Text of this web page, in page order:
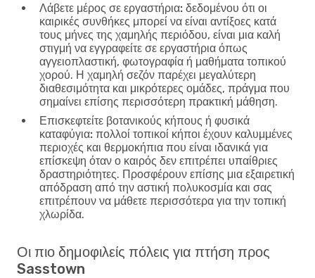
Λάβετε μέρος σε εργαστήρια: δεδομένου ότι οι
καιρικές συνθήκες μπορεί να είναι αντίξοες κατά
τους μήνες της χαμηλής περιόδου, είναι μια καλή
στιγμή να εγγραφείτε σε εργαστήρια όπως
αγγειοπλαστική, φωτογραφία ή μαθήματα τοπικού
χορού. Η χαμηλή σεζόν παρέχει μεγαλύτερη
διαθεσιμότητα και μικρότερες ομάδες, πράγμα που
σημαίνει επίσης περισσότερη πρακτική μάθηση.
Επισκεφτείτε βοτανικούς κήπους ή φυσικά
καταφύγια: πολλοί τοπικοί κήποι έχουν καλυμμένες
περιοχές και θερμοκήπια που είναι ιδανικά για
επίσκεψη όταν ο καιρός δεν επιτρέπει υπαίθριες
δραστηριότητες. Προσφέρουν επίσης μια εξαιρετική
απόδραση από την αστική πολυκοσμία και σας
επιτρέπουν να μάθετε περισσότερα για την τοπική
χλωρίδα.
Οι πιο δημοφιλείς πόλεις για πτήση προς
Sasstown